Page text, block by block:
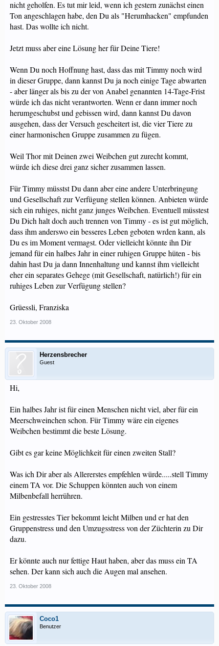
nicht geholfen. Es tut mir leid, wenn ich gestern zunächst einen
Ton angeschlagen habe, den Du als "Herumhacken" empfunden
hast. Das wollte ich nicht.
Jetzt muss aber eine Lösung her für Deine Tiere!
Wenn Du noch Hoffnung hast, dass das mit Timmy noch wird
in dieser Gruppe, dann kannst Du ja noch einige Tage abwarten
- aber länger als bis zu der von Anabel genannten 14-Tage-Frist
würde ich das nicht verantworten. Wenn er dann immer noch
herumgeschubst und gebissen wird, dann kannst Du davon
ausgehen, dass der Versuch gescheitert ist, die vier Tiere zu
einer harmonischen Gruppe zusammen zu fügen.
Weil Thor mit Deinen zwei Weibchen gut zurecht kommt,
würde ich diese drei ganz sicher zusammen lassen.
Für Timmy müsstst Du dann aber eine andere Unterbringung
und Gesellschaft zur Verfügung stellen können. Anbieten würde
sich ein ruhiges, nicht ganz junges Weibchen. Eventuell müsstest
Du Dich halt doch auch trennen von Timmy - es ist gut möglich,
dass ihm anderswo ein besseres Leben geboten wrden kann, als
Du es im Moment vermagst. Oder vielleicht könnte ihn Dir
jemand für ein halbes Jahr in einer ruhigen Gruppe hüten - bis
dahin hast Du ja dann Innenhaltung und kannst ihm vielleicht
eher ein separates Gehege (mit Gesellschaft, natürlich!) für ein
ruhiges Leben zur Verfügung stellen?
Grüessli, Franziska
23. Oktober 2008
Herzensbrecher
Guest
Hi,
Ein halbes Jahr ist für einen Menschen nicht viel, aber für ein
Meerschweinchen schon. Für Timmy wäre ein eigenes
Weibchen bestimmt die beste Lösung.
Gibt es gar keine Möglichkeit für einen zweiten Stall?
Was ich Dir aber als Allererstes empfehlen würde.....stell Timmy
einem TA vor. Die Schuppen könnten auch von einem
Milbenbefall herrühren.
Ein gestresstes Tier bekommt leicht Milben und er hat den
Gruppenstress und den Umzugsstress von der Züchterin zu Dir
dazu.
Er könnte auch nur fettige Haut haben, aber das muss ein TA
sehen. Der kann sich auch die Augen mal ansehen.
23. Oktober 2008
Coco1
Benutzer